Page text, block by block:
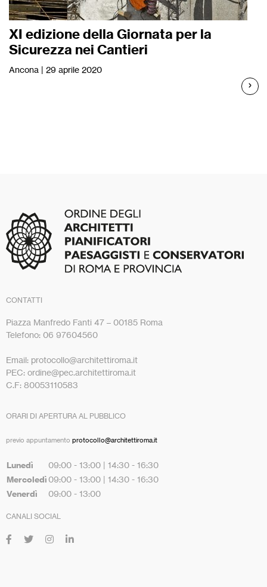
XI edizione della Giornata per la
Sicurezza nei Cantieri
Ancona | 29 aprile 2020
CONTATTI
Piazza Manfredo Fanti 47 – 00185 Roma
Telefono: 06 97604560
Email: protocollo@architettiroma.it
PEC: ordine@pec.architettiroma.it
C.F: 80053110583
ORARI DI APERTURA AL PUBBLICO
previo appuntamento protocollo@architettiroma.it
Lunedì 09:00 - 13:00 | 14:30 - 16:30
Mercoledì 09:00 - 13:00 | 14:30 - 16:30
Venerdì 09:00 - 13:00
CANALI SOCIAL